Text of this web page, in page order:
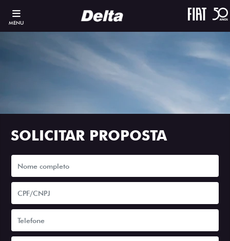
MENU
SOLICITAR PROPOSTA